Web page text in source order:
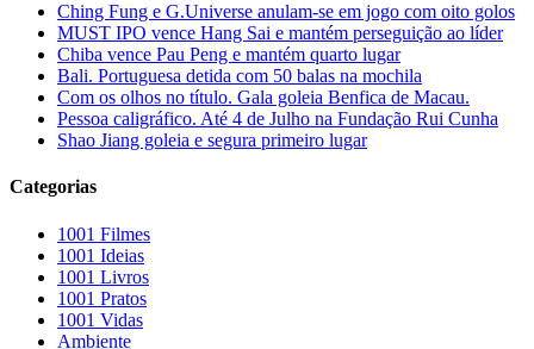
Ching Fung e G.Universe anulam-se em jogo com oito golos
MUST IPO vence Hang Sai e mantém perseguição ao líder
Chiba vence Pau Peng e mantém quarto lugar
Bali. Portuguesa detida com 50 balas na mochila
Com os olhos no título. Gala goleia Benfica de Macau.
Pessoa caligráfico. Até 4 de Julho na Fundação Rui Cunha
Shao Jiang goleia e segura primeiro lugar
Categorias
1001 Filmes
1001 Ideias
1001 Livros
1001 Pratos
1001 Vidas
Ambiente